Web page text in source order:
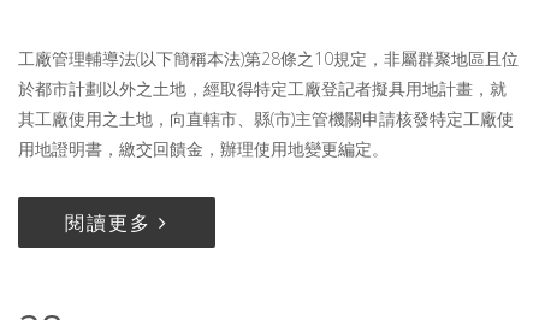
工廠管理輔導法(以下簡稱本法)第28條之10規定，非屬群聚地區且位
於都市計劃以外之土地，經取得特定工廠登記者擬具用地計畫，就
其工廠使用之土地，向直轄市、縣(市)主管機關申請核發特定工廠使
用地證明書，繳交回饋金，辦理使用地變更編定。
閱讀更多